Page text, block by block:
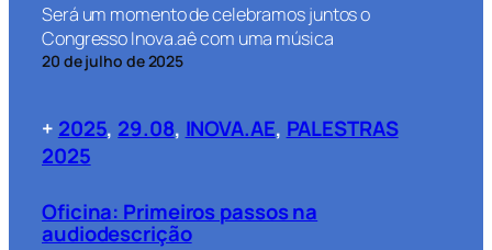
Será um momento de celebramos juntos o
Congresso Inova.aê com uma música
20 de julho de 2025
+ 2025, 29.08, INOVA.AE, PALESTRAS
2025
Oficina: Primeiros passos na
audiodescrição